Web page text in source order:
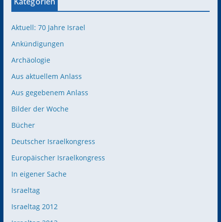
Aktuell: 70 Jahre Israel
Ankündigungen
Archäologie
Aus aktuellem Anlass
Aus gegebenem Anlass
Bilder der Woche
Bücher
Deutscher Israelkongress
Europäischer Israelkongress
In eigener Sache
Israeltag
Israeltag 2012